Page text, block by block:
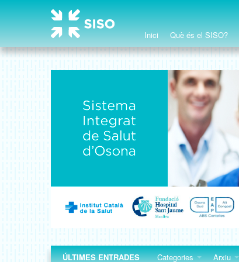
Inici Què és el SISO?
ÚLTIMES ENTRADES Categories Arxiu